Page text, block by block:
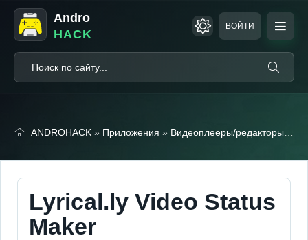
Andro
HACK
ВОЙТИ
ANDROHACK » Приложения » Видеоплееры/редакторы
Lyrical.ly Video Status
Maker